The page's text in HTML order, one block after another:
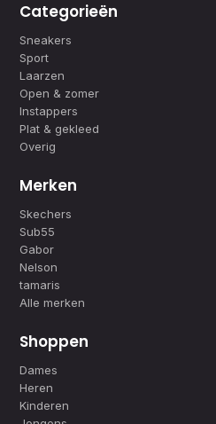
Categorieën
Sneakers
Sport
Laarzen
Open & zomer
Instappers
Plat & gekleed
Overig
Merken
Skechers
Sub55
Gabor
Nelson
tamaris
Alle merken
Shoppen
Dames
Heren
Kinderen